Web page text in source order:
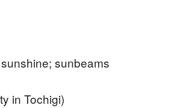
sunbeams
in Tochigi)